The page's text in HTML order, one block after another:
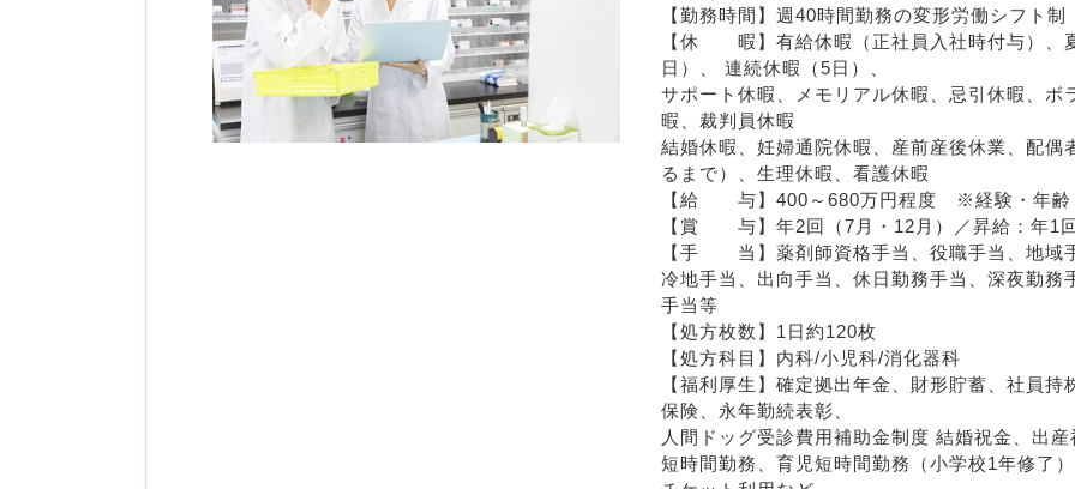
【勤務時間】週40時間勤務の変形労働シフト制
【休　　暇】有給休暇（正社員入社時付与）
日）、 連続休暇（5日）、
サポート休暇、メモリアル休暇、忌引休暇、ボ
暇、裁判員休暇
結婚休暇、妊婦通院休暇、産前産後休業、配
るまで）、生理休暇、看護休暇
【給　　与】400～680万円程度　※経験・年
【賞　　与】年2回（7月・12月）／昇給：年1
【手　　当】薬剤師資格手当、役職手当、地
冷地手当、出向手当、休日勤務手当、深夜勤
手当等
【処方枚数】1日約120枚
【処方科目】内科/小児科/消化器科
【福利厚生】確定拠出年金、財形貯蓄、社員
保険、永年勤続表彰、
人間ドッグ受診費用補助金制度 結婚祝金、出
短時間勤務、育児短時間勤務（小学校1年修了